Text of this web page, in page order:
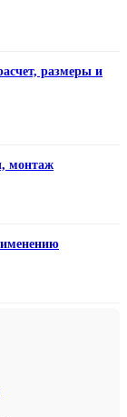
размеры и
монтаж